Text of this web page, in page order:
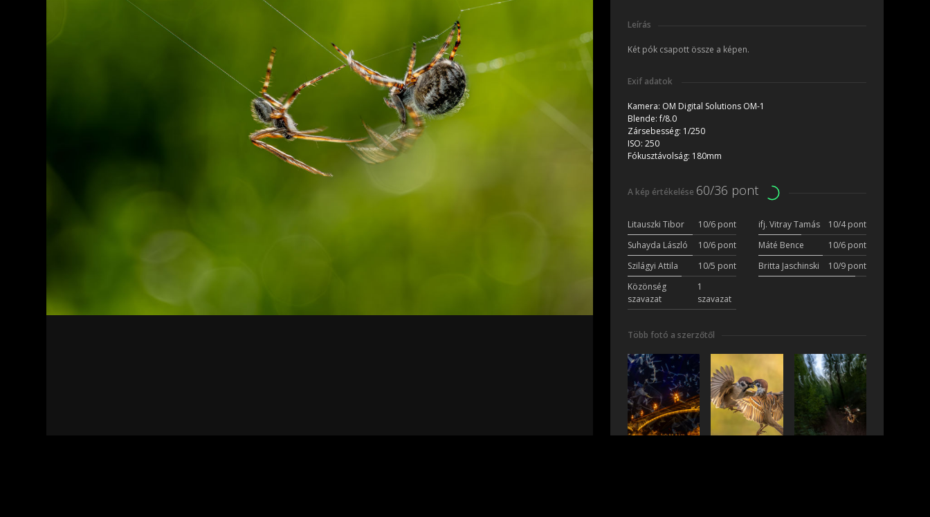
Leírás
Két pók csapott össze a képen.
Exif adatok
Kamera: OM Digital Solutions OM-1
Blende:f/8.0
Zársebesség: 1/250
ISO: 250
Fókusztávolság: 180mm
A kép értékelése 60/36 pont
Litauszki Tibor 10/6 pont ifj. Vitray Tamás
10/4 pont
Suhayda László
10/6 pont Máté Bence
10/6 pont
Szilágyi Attila
10/5 pont Britta Jaschinski
10/9 pont
Közönség
szavazat
1
szavazat
Több fotó a szerzőtől